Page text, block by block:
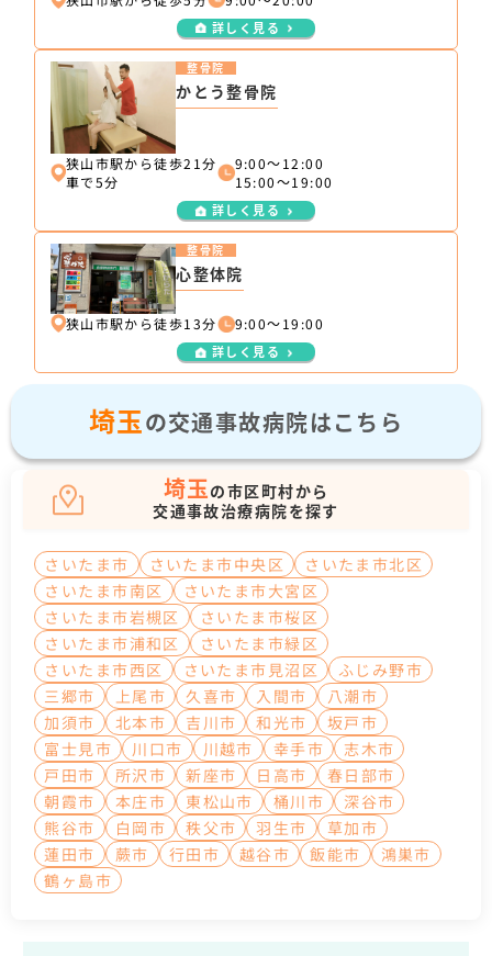
詳しく見る
かとう整骨院
整骨院
狭山市駅から徒歩21分
車で5分
9:00～12:00
15:00～19:00
詳しく見る
心整体院
整骨院
狭山市駅から徒歩13分 9:00～19:00
詳しく見る
埼玉の交通事故病院はこちら
埼玉の市区町村から
交通事故治療病院を探す
さいたま市 さいたま市中央区
さいたま市北区
さいたま市南区
さいたま市大宮区
さいたま市岩槻区
さいたま市桜区
さいたま市浦和区
さいたま市緑区
さいたま市西区
さいたま市見沼区
ふじみ野市
三郷市
上尾市 久喜市 入間市
八潮市
加須市
北本市 吉川市 和光市
坂戸市
富士見市
川口市 川越市 幸手市
志木市
戸田市
所沢市 新座市 日高市
春日部市
朝霞市
本庄市 東松山市 桶川市
深谷市
熊谷市
白岡市 秩父市 羽生市
草加市
蓮田市
蕨市 行田市 越谷市 飯能市
鴻巣市
鶴ヶ島市